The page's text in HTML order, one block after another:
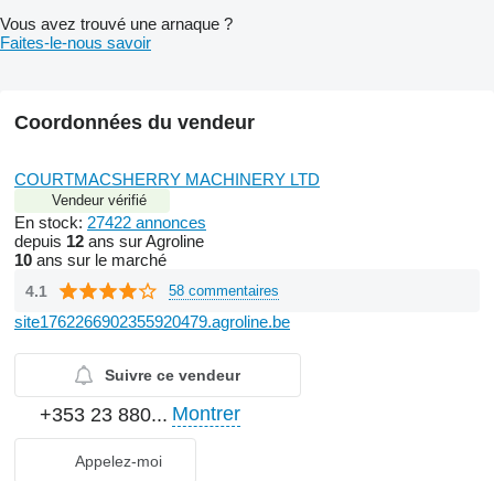
Vous avez trouvé une arnaque ?
Faites-le-nous savoir
Coordonnées du vendeur
COURTMACSHERRY MACHINERY LTD
Vendeur vérifié
En stock: 27422 annonces
depuis 12 ans sur Agroline
10 ans sur le marché
4.1 58 commentaires
site1762266902355920479.agroline.be
Suivre ce vendeur
+353 23 880... Montrer
Appelez-moi